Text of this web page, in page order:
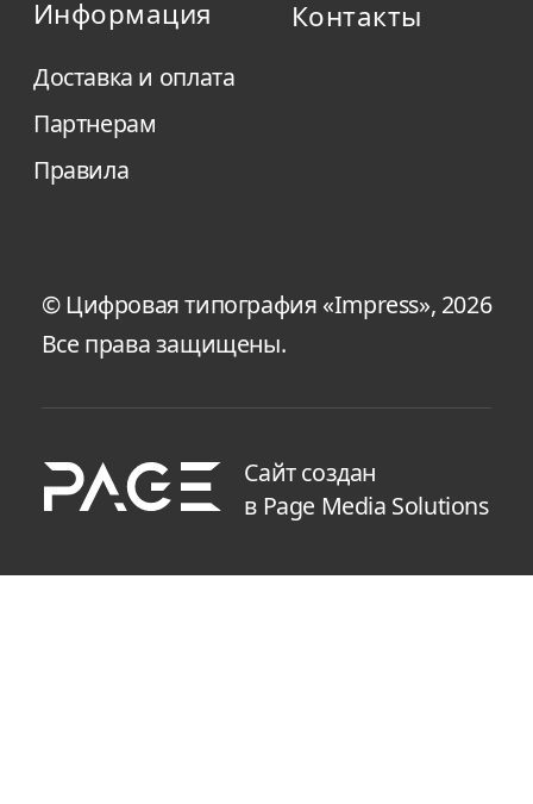
Информация
Доставка и оплата
Партнерам
Правила
Контакты
© Цифровая типография «Impress», 2026
Все права защищены.
Сайт создан
в Page Media Solutions